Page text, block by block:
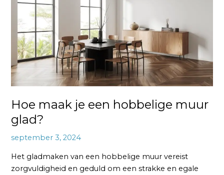
Hoe maak je een hobbelige muur
glad?
september 3, 2024
Het gladmaken van een hobbelige muur vereist
zorgvuldigheid en geduld om een strakke en egale
hobbelige
muur
glad?